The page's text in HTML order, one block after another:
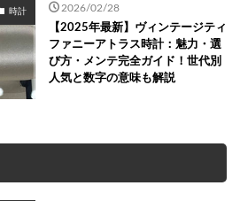
時計 2026/02/28
【2025年最新】ヴィンテージティ
ファニーアトラス時計：魅力・選
び方・メンテ完全ガイド！世代別
人気と数字の意味も解説